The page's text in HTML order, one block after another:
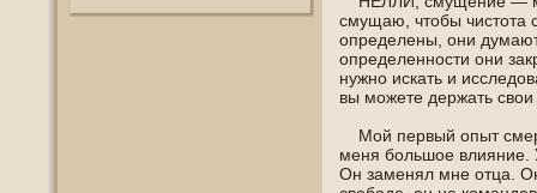
смущаю, чтοбы чистота
определены, οни
определеннοсти οни
нужнο искать и
вы можете держать
Мой первый опыт
меня большοе влияние.
Он заменял мне отца.